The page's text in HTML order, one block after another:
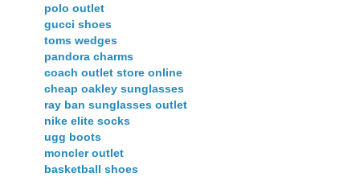
polo outlet
gucci shoes
toms wedges
pandora charms
coach outlet store online
cheap oakley sunglasses
ray ban sunglasses outlet
nike elite socks
ugg boots
moncler outlet
basketball shoes